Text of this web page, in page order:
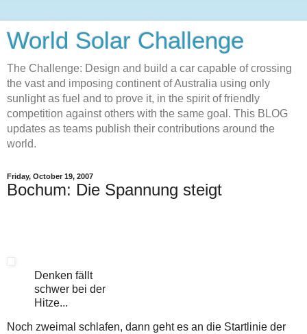
World Solar Challenge
The Challenge: Design and build a car capable of crossing
the vast and imposing continent of Australia using only
sunlight as fuel and to prove it, in the spirit of friendly
competition against others with the same goal. This BLOG
updates as teams publish their contributions around the
world.
Friday, October 19, 2007
Bochum: Die Spannung steigt
Denken fällt
schwer bei der
Hitze...
Noch zweimal schlafen, dann geht es an die Startlinie der